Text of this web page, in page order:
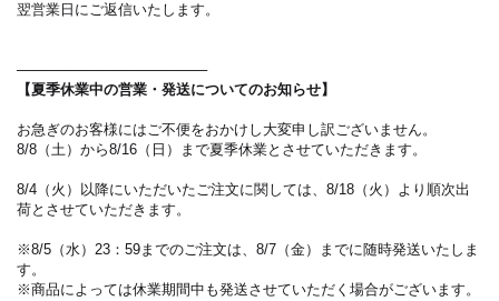
翌営業日にご返信いたします。
───────────────────
【夏季休業中の営業・発送についてのお知らせ】
お急ぎのお客様にはご不便をおかけし大変申し訳ございません。
8/8（土）から8/16（日）まで夏季休業とさせていただきます。
8/4（火）以降にいただいたご注文に関しては、8/18（火）より順次出
荷とさせていただきます。
※8/5（水）23：59までのご注文は、8/7（金）までに随時発送いたしま
す。
※商品によっては休業期間中も発送させていただく場合がございます。